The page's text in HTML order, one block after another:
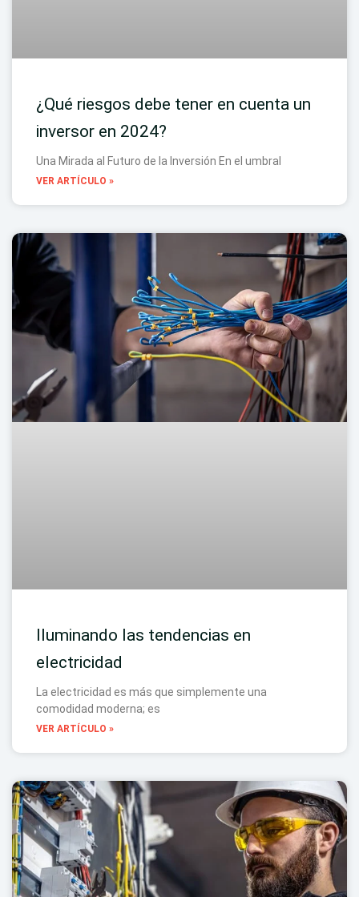
¿Qué riesgos debe tener en cuenta un
inversor en 2024?
Una Mirada al Futuro de la Inversión En el umbral
VER ARTÍCULO »
Iluminando las tendencias en
electricidad
La electricidad es más que simplemente una
comodidad moderna; es
VER ARTÍCULO »